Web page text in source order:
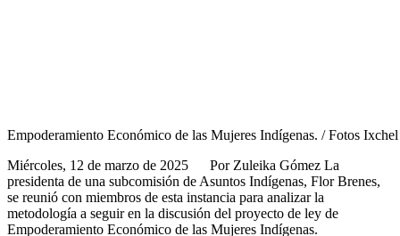
Empoderamiento Económico de las Mujeres Indígenas. / Fotos
Miércoles, 12 de marzo de 2025 Por Zuleika Gómez La
presidenta de una subcomisión de Asuntos Indígenas, Flor Brenes,
se reunió con miembros de esta instancia para analizar la
metodología a seguir en la discusión del proyecto de ley de
Empoderamiento Económico de las Mujeres Indígenas.